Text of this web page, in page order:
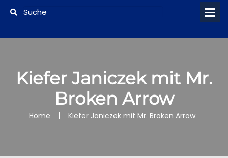
Kiefer Janiczek mit Mr.
Broken Arrow
Home Kiefer Janiczek mit Mr. Broken Arrow